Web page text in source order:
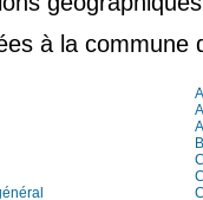
à la commune